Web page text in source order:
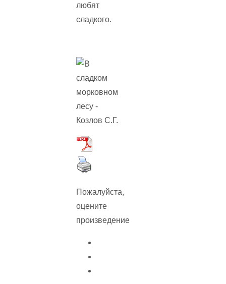
любят
сладкого.
Пожалуйста,
оцените
произведение